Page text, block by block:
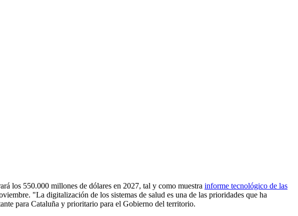
los 550.000 millones de dólares en 2027, tal y como muestra informe tecnológico de las
"La digitalización de los sistemas de salud es una de las prioridades que ha
para Cataluña y prioritario para el Gobierno del territorio.